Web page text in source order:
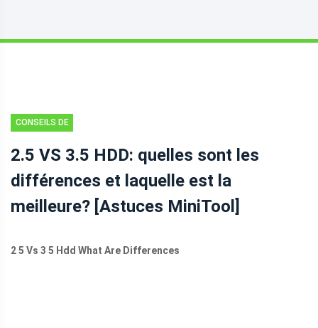
CONSEILS DE
2.5 VS 3.5 HDD: quelles sont les
différences et laquelle est la
meilleure? [Astuces MiniTool]
2 5 Vs 3 5 Hdd What Are Differences